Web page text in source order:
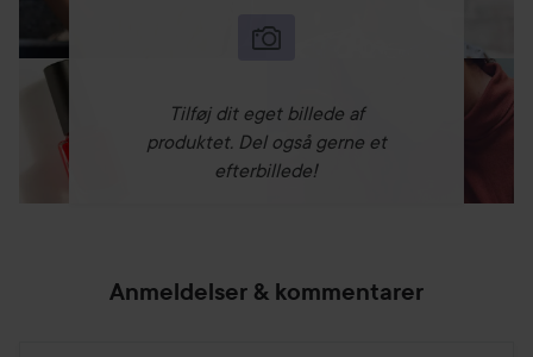
Tilføj dit eget billede af
produktet. Del også gerne et
efterbillede!
Anmeldelser & kommentarer